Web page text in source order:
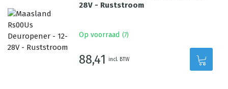
28V - Ruststroom
Op voorraad (7)
88,41 incl. BTW